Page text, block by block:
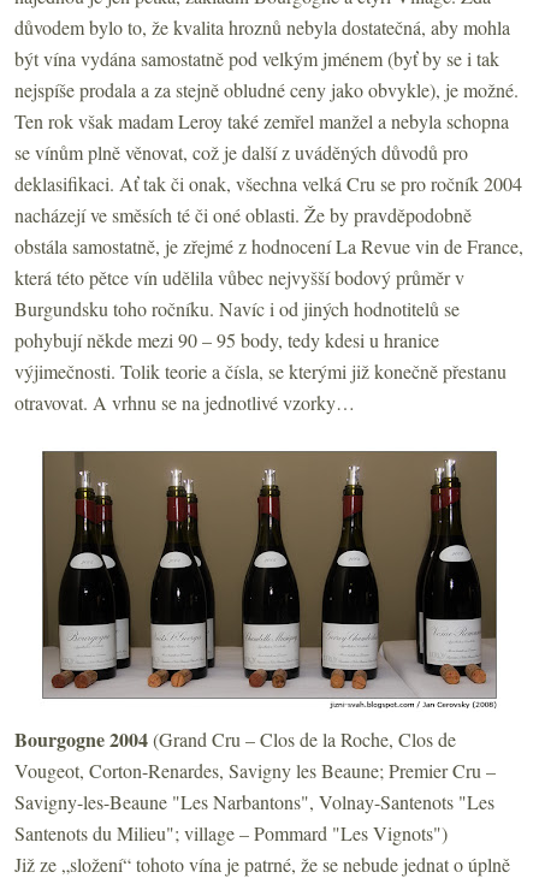
důvodem bylo to, že kvalita hroznů nebyla dostatečná, aby mohla
být vína vydána samostatně pod velkým jménem (byť by se i tak
nejspíše prodala a za stejně obludné ceny jako obvykle), je možné.
Ten rok však madam Leroy také zemřel manžel a nebyla schopna
se vínům plně věnovat, což je další z uváděných důvodů pro
deklasifikaci. Ať tak či onak, všechna velká Cru se pro ročník 2004
nacházejí ve směsích té či oné oblasti. Že by pravděpodobně
obstála samostatně, je zřejmé z hodnocení La Revue vin de France,
která této pětce vín udělila vůbec nejvyšší bodový průměr v
Burgundsku toho ročníku. Navíc i od jiných hodnotitelů se
pohybují někde mezi 90 – 95 body, tedy kdesi u hranice
výjimečnosti. Tolik teorie a čísla, se kterými již konečně přestanu
otravovat. A vrhnu se na jednotlivé vzorky…
Bourgogne 2004(Grand Cru –Clos de la Roche, Clos de
Vougeot, Corton-Renardes, Savigny les Beaune; Premier Cru –
Savigny-les-Beaune "Les Narbantons", Volnay-Santenots "Les
Santenots du Milieu"; village– Pommard "Les Vignots")
Již ze „složení“ tohoto vína je patrné, že se nebude jednat o úplně